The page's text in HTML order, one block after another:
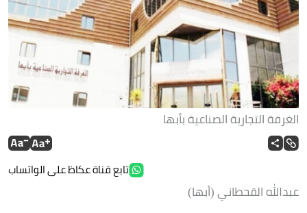
الغرفة التجارية الصناعية بأبها
تابع قناة عكاظ على الواتساب
عبدالله القحطاني (أبها)